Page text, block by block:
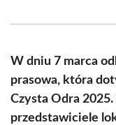
(Twitter)
W dniu 7 marca
prasowa, która
Czysta Odra
przedstawiciele